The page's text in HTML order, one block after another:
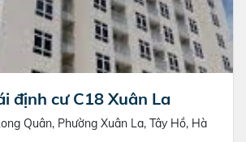
định cư C18 Xuân La
Quân, Phường Xuân La, Tây Hồ, Hà